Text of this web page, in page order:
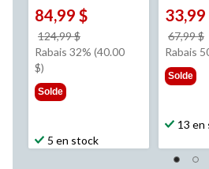
84,99 $
124,99 $
était
Rabais 32% (40.00
$)
Solde
5 en stock
33,99
67,99 $
Rabais
Solde
13 en